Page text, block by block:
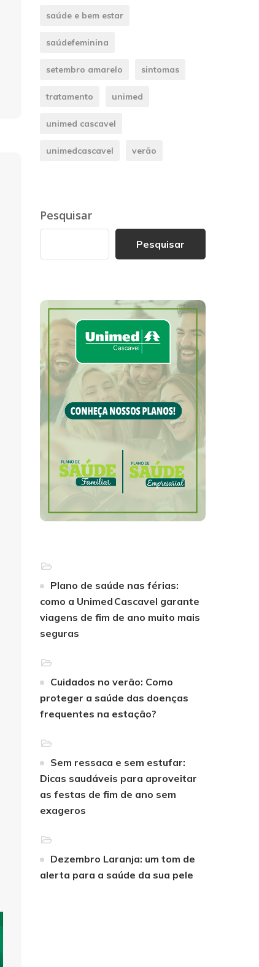
saúde e bem estar
saúdefeminina
setembro amarelo sintomas
tratamento unimed
unimed cascavel
unimedcascavel verão
Pesquisar
Pesquisar
Plano de saúde nas férias:
como a Unimed Cascavel garante
viagens de fim de ano muito mais
seguras
Cuidados no verão: Como
proteger a saúde das doenças
frequentes na estação?
Sem ressaca e sem estufar:
Dicas saudáveis para aproveitar
as festas de fim de ano sem
exageros
Dezembro Laranja: um tom de
alerta para a saúde da sua pele